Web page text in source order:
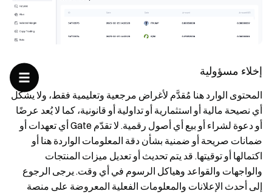
إخلاء مسؤولية
المحتوى الوارد هنا مُقدَّم لأغراض مرجعية وتعليمية فقط، ولا يشكّل
أي نصيحة مالية أو استثمارية أو تداولية أو قانونية، كما لا يُعد عرضًا
أو دعوة لشراء أو بيع أي أصول رقمية. لا تقدّم Gate أي تعهدات أو
ضمانات صريحة أو ضمنية بشأن دقة المعلومات الواردة هنا أو
اكتمالها أو توقيتها. قد يتم تحديث أو تعديل ميزات المنتجات
والواجهات والقواعد وهياكل الرسوم في أي وقت. يرجى الرجوع
إلى أحدث الإعلانات والمعلومات الفعلية المعروضة على منصة